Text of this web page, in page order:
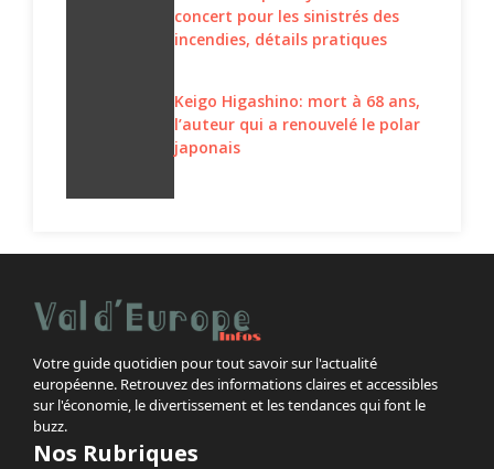
concert pour les sinistrés des
incendies, détails pratiques
Keigo Higashino: mort à 68 ans,
l’auteur qui a renouvelé le polar
japonais
Votre guide quotidien pour tout savoir sur l'actualité
européenne. Retrouvez des informations claires et accessibles
sur l'économie, le divertissement et les tendances qui font le
buzz.
Nos Rubriques